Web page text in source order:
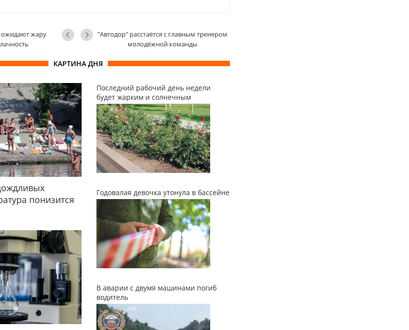
ожидают жару
"Автодор" расстаётся с главным тренером
молодëжной команды
КАРТИНА ДНЯ
понизится
Последний рабочий день недели
будет жарким и солнечным
Годовалая девочка утонула в бассейне
В аварии с двумя машинами погиб
водитель